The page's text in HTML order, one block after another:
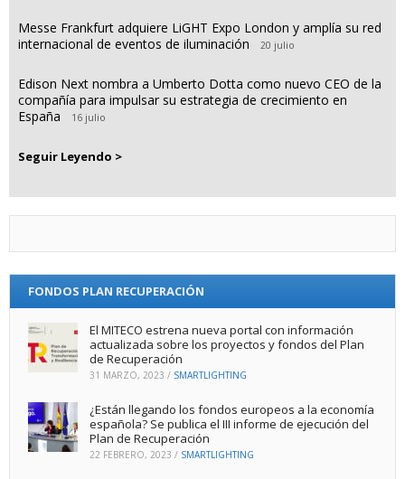
Messe Frankfurt adquiere LiGHT Expo London y amplía su red
internacional de eventos de iluminación
20 julio
Edison Next nombra a Umberto Dotta como nuevo CEO de la
compañía para impulsar su estrategia de crecimiento en
España
16 julio
Seguir Leyendo >
FONDOS PLAN RECUPERACIÓN
El MITECO estrena nueva portal con información
actualizada sobre los proyectos y fondos del Plan
de Recuperación
31 MARZO, 2023 / SMARTLIGHTING
¿Están llegando los fondos europeos a la economía
española? Se publica el III informe de ejecución del
Plan de Recuperación
22 FEBRERO, 2023 / SMARTLIGHTING